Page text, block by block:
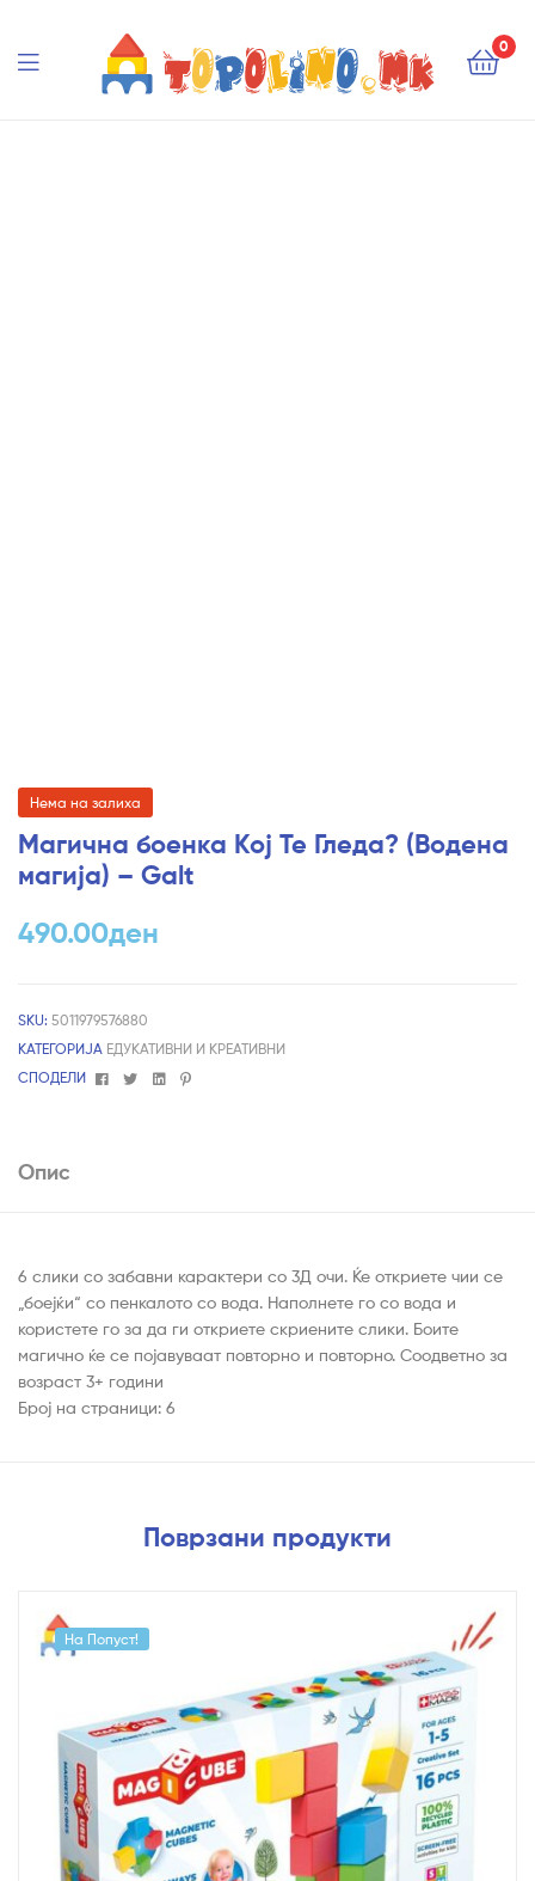
0
Нема на залиха
Магична боенка Кој Те Гледа? (Водена
магија) – Galt
490.00ден
SKU: 5011979576880
КАТЕГОРИЈА ЕДУКАТИВНИ И КРЕАТИВНИ
СПОДЕЛИ
FacebookTwitterLinkedin
Pinterest
Опис
6 слики со забавни карактери со 3Д очи. Ќе откриете чии се
„боејќи“ со пенкалото со вода. Наполнете го со вода и
користете го за да ги откриете скриените слики. Боите
магично ќе се појавуваат повторно и повторно. Соодветно за
возраст 3+ години
Број на страници: 6
Поврзани продукти
На Попуст!